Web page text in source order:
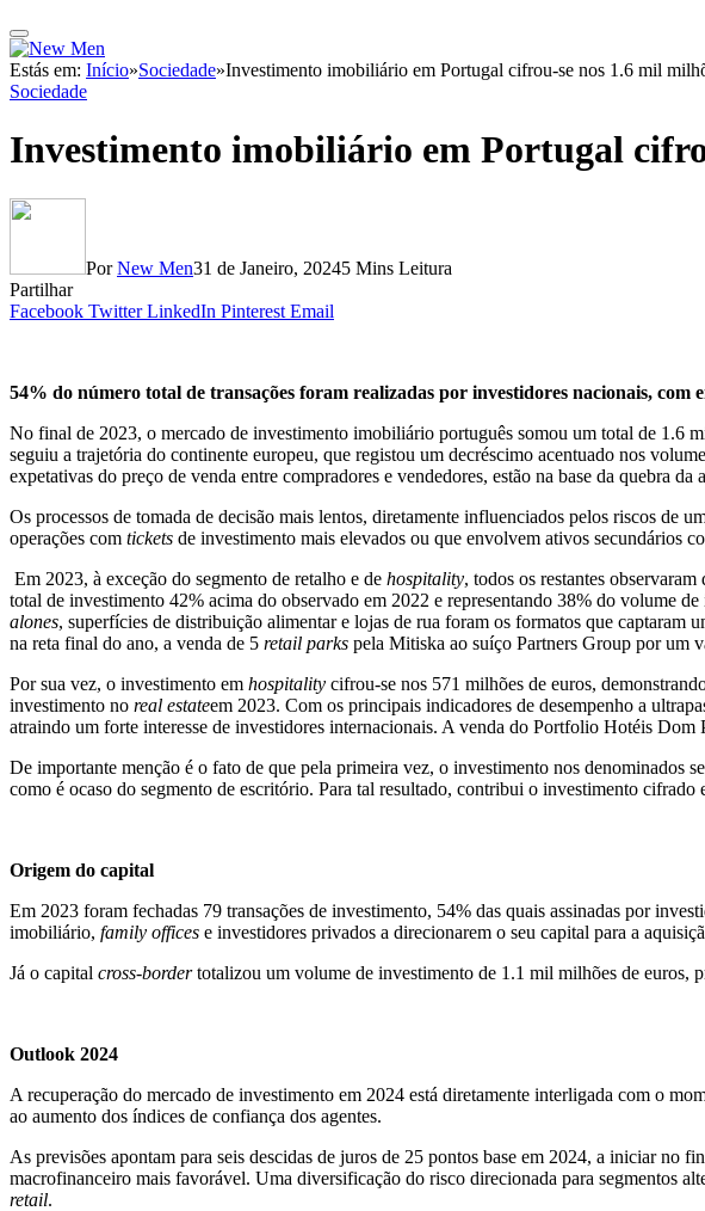
Estás em: Início»Sociedade»Investimento imobiliário em Portugal cifrou-se nos 1.6 mil
Sociedade
Investimento imobiliário em Portugal
Por New Men31 de Janeiro, 20245 Mins Leitura
Partilhar
Facebook Twitter LinkedIn Pinterest Email
54% do número total de transações foram realizadas por investidores nacionais, com
No final de 2023, o mercado de investimento imobiliário português somou um total de 1.6
seguiu a trajetória do continente europeu, que registou um decréscimo acentuado nos
expetativas do preço de venda entre compradores e vendedores, estão na base da quebra da
Os processos de tomada de decisão mais lentos, diretamente influenciados pelos riscos de
operações com tickets de investimento mais elevados ou que envolvem ativos secundários
Em 2023, à exceção do segmento de retalho e de hospitality, todos os restantes
total de investimento 42% acima do observado em 2022 e representando 38% do volume
alones, superfícies de distribuição alimentar e lojas de rua foram os formatos que
na reta final do ano, a venda de 5 retail parks pela Mitiska ao suíço Partners Group por um
Por sua vez, o investimento em hospitality cifrou-se nos 571 milhões de euros,
investimento no real estateem 2023. Com os principais indicadores de desempenho a
atraindo um forte interesse de investidores internacionais. A venda do Portfolio Hotéis
De importante menção é o fato de que pela primeira vez, o investimento nos denominados
como é ocaso do segmento de escritório. Para tal resultado, contribui o investimento
Origem do capital
Em 2023 foram fechadas 79 transações de investimento, 54% das quais assinadas por
imobiliário, family offices e investidores privados a direcionarem o seu capital para a
Já o capital cross-bordertotalizou um volume de investimento de 1.1 mil milhões de euros,
Outlook 2024
A recuperação do mercado de investimento em 2024 está diretamente interligada com o
ao aumento dos índices de confiança dos agentes.
As previsões apontam para seis descidas de juros de 25 pontos base em 2024, a iniciar no
macrofinanceiro mais favorável. Uma diversificação do risco direcionada para segmentos
retail.